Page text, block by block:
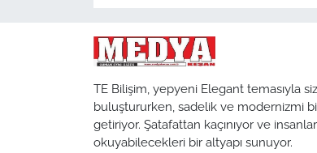
TE Bilişim, yepyeni Elegant temasıyla
buluştururken, sadelik ve modernizmi
getiriyor. Şatafattan kaçınıyor ve
okuyabilecekleri bir altyapı sunuyor.